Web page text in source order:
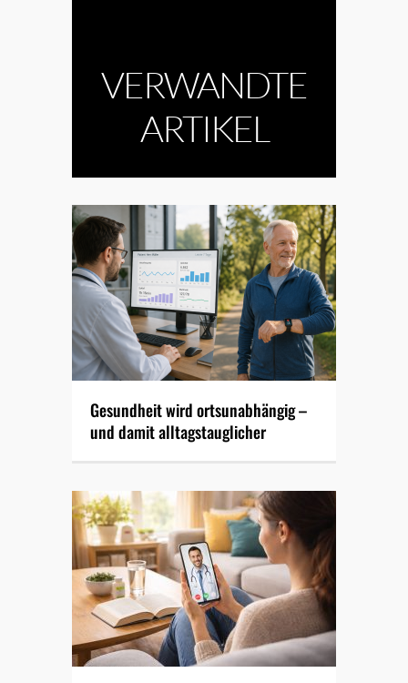
VERWANDTE
ARTIKEL
Gesundheit wird ortsunabhängig –
und damit alltagstauglicher